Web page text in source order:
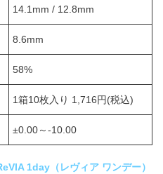
14.1mm / 12.8mm
8.6mm
58%
1箱10枚入り 1,716円(税込)
±0.00～-10.00
1day（レヴィア ワンデー）